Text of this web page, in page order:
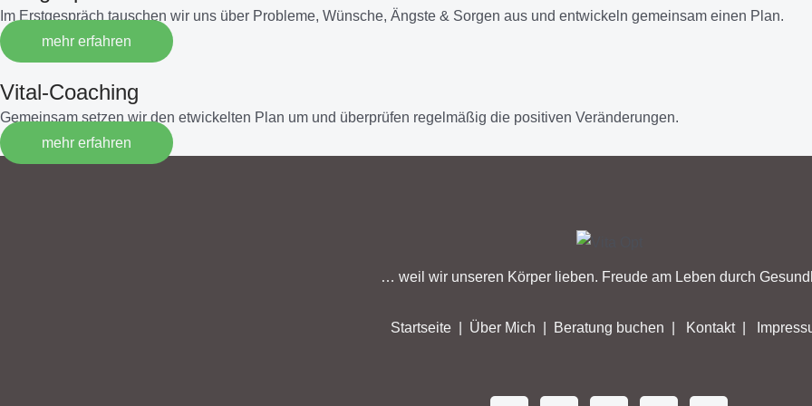
Im Erstgespräch tauschen wir uns über Probleme, Wünsche, Ängste & Sorgen aus und entwickeln gemeinsam einen Plan.
mehr erfahren
Vital-Coaching
Gemeinsam setzen wir den etwickelten Plan um und überprüfen regelmäßig die positiven Veränderungen.
mehr erfahren
… weil wir unseren Körper lieben. Freude am Leben durch
Startseite Über Mich Beratung buchen Kontakt